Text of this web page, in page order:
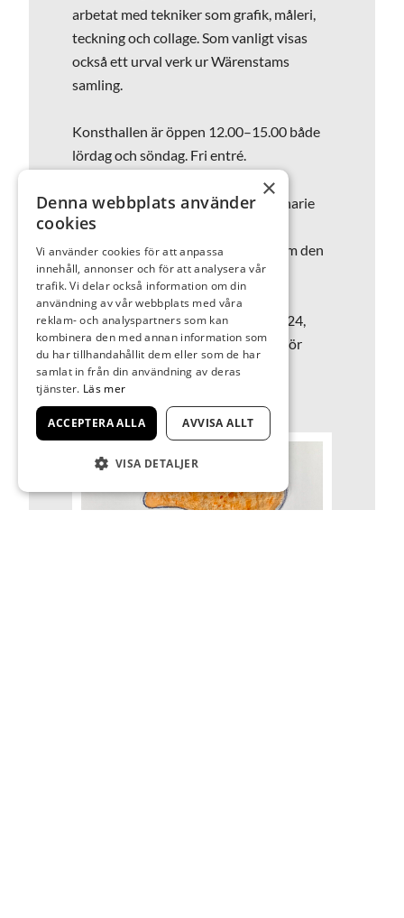
arbetat med tekniker som grafik, måleri,
teckning och collage. Som vanligt visas
också ett urval verk ur Wärenstams
samling.
Konsthallen är öppen 12.00–15.00 både
lördag och söndag. Fri entré.
På lördagen är det också efter ordinarie
öppettid en konsert med Borås
Salongsorkester kl. 16.00, lär mer om den
här.
Bild: Joe Hedlund,Vad säger du?
, 2024,
akvarell och blyerts på papper. Tillhör
konstnären. Foto: Wärenstams.
×
Denna webbplats använder
cookies
Vi använder cookies för att anpassa
innehåll, annonser och för att analysera vår
trafik. Vi delar också information om din
användning av vår webbplats med våra
reklam- och analyspartners som kan
kombinera den med annan information som
du har tillhandahållit dem eller som de har
samlat in från din användning av deras
tjänster. Läs mer
ACCEPTERA ALLA AVVISA ALLT
VISA DETALJER